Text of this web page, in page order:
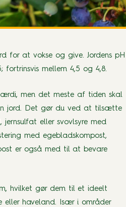
for at vokse og give. Jordens pH
mellem 4,5 og 4,8.
men det meste af tiden skal
jord. Det gør du ved at tilsætte
jernsulfat eller svovlsyre med
med egebladskompost,
er også med til at bevare
hvilket gør dem til et ideelt
eller haveland. Især i områder